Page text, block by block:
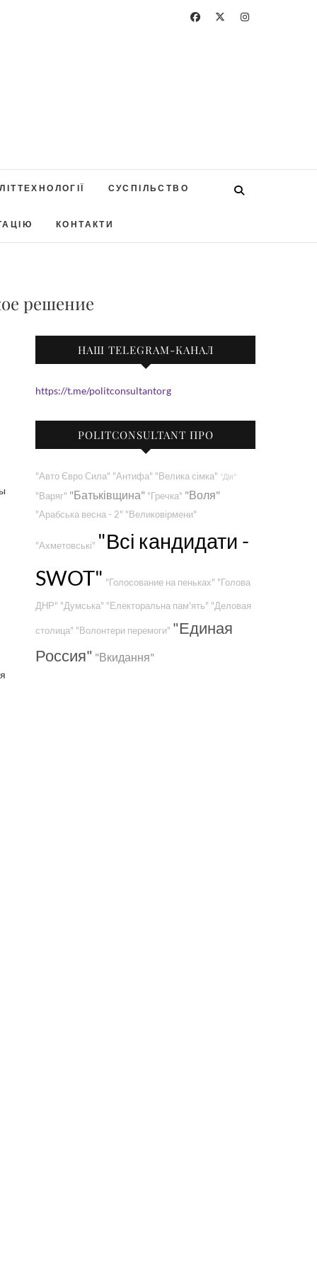
СУСПІЛЬСТВО
КОНТАКТИ
решение
НАШ TELEGRAM-КАНАЛ
https://t.me/politconsultantorg
POLITCONSULTANT ПРО
"Авто Євро Сила" "Антифа" "Велика сімка" "Дія"
"Варяг" "Батьківщина" "Гречка" "Воля"
"Арабська весна - 2" "Великовірмени"
"Ахметовські" "Всі кандидати -
SWOT" "Голосование на пеньках" "Голова
ДНР" "Думська" "Електоральна пам'ять" "Деловая
столица" "Волонтери перемоги" "Единая
Россия" "Вкидання"